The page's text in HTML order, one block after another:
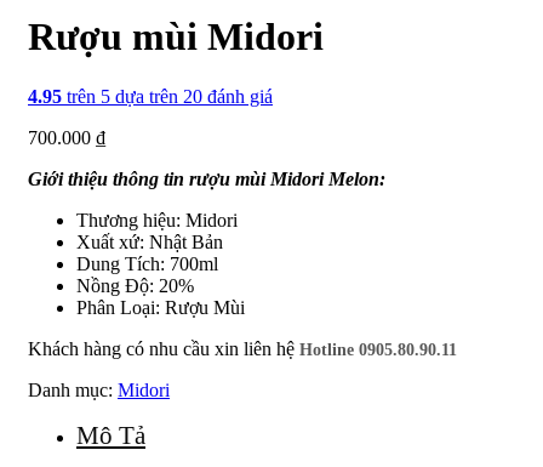
Rượu mùi Midori
4.95 trên 5 dựa trên 20 đánh giá
700.000 ₫
Giới thiệu thông tin rượu mùi Midori Melon:
Thương hiệu: Midori
Xuất xứ: Nhật Bản
Dung Tích: 700ml
Nồng Độ: 20%
Phân Loại: Rượu Mùi
Khách hàng có nhu cầu xin liên hệ Hotline 0905.80.90.11
Danh mục: Midori
Mô Tả